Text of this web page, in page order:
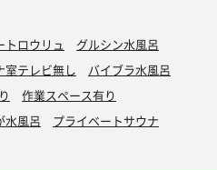
トロウリュ
グルシン水風呂
室テレビ無し
バイブラ水風呂
作業スペース有り
水風呂 プライベートサウナ